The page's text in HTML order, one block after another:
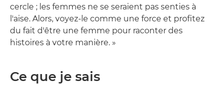
cercle ; les femmes ne se seraient pas senties à
l'aise. Alors, voyez-le comme une force et profitez
du fait d'être une femme pour raconter des
histoires à votre manière. »
Ce que je sais